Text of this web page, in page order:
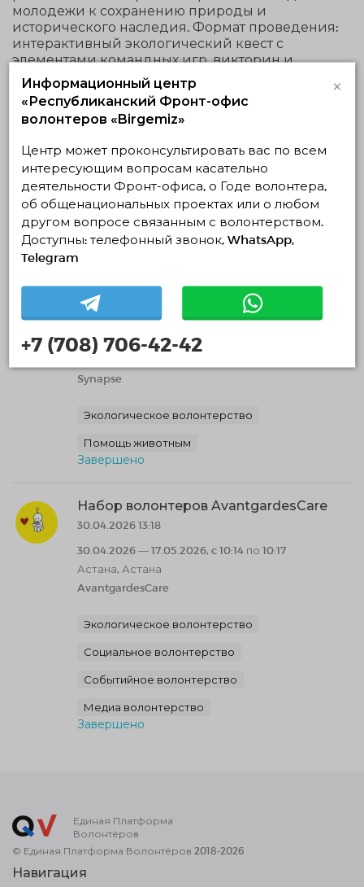
молодежи к сохранению природы и
исторического наследия. Формат проведения:
интерактивный экологический квест с
элементами командных игр, викторин и
практических заданий по теме экологии и
сохранения историко-культурного наследия.
Участники будут разделены на команды,
выполнять задания,, проходить маршруты по
участвовать в творческих и волонтёрских
активностях.
Похожие проекты
жануарларға көмек акциясы
24.07.2026 22:25
31.07.2026 — 31.07.2026, c 18:00 по 20:00
Synapse
Экологическое волонтерство
Помощь животным
Завершено
Набор волонтеров AvantgardesCare
30.04.2026 13:18
30.04.2026 — 17.05.2026, c 10:14 по 10:17
Астана, Астана
AvantgardesCare
Экологическое волонтерство
Социальное волонтерство
Событийное волонтерство
Медиа волонтерство
Завершено
Единая Платформа
Волонтёров
© Единая Платформа Волонтёров 2018-2026
Навигация
Информационный центр
«Республиканский Фронт-офис
волонтеров «Birgemiz»
×
Центр может проконсультировать вас по всем
интересующим вопросам касательно
деятельности Фронт-офиса, о Годе волонтера,
об общенациональных проектах или о любом
другом вопросе связанным с волонтерством.
Доступны: телефонный звонок, WhatsApp,
Telegram
+7 (708) 706-42-42